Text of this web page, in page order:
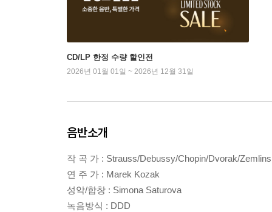
CD/LP 한정 수량 할인전
2026년 01월 01일 ~ 2026년 12월 31일
음반소개
작 곡 가 : Strauss/Debussy/Chopin/Dvorak/
연 주 가 : Marek Kozak
성악/합창 : Simona Saturova
녹음방식 : DDD